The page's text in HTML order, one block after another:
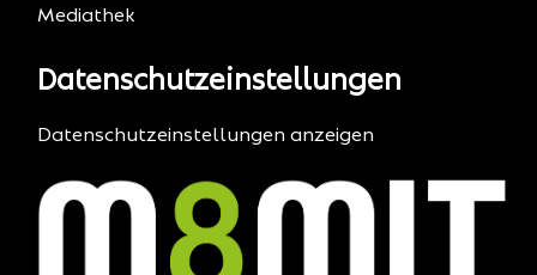
Mediathek
Datenschutzeinstellungen
Datenschutzeinstellungen anzeigen